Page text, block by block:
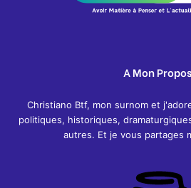
A Mon
Christiano Btf, mon surnom et
politiques, historiques,
autres. Et je vous partages